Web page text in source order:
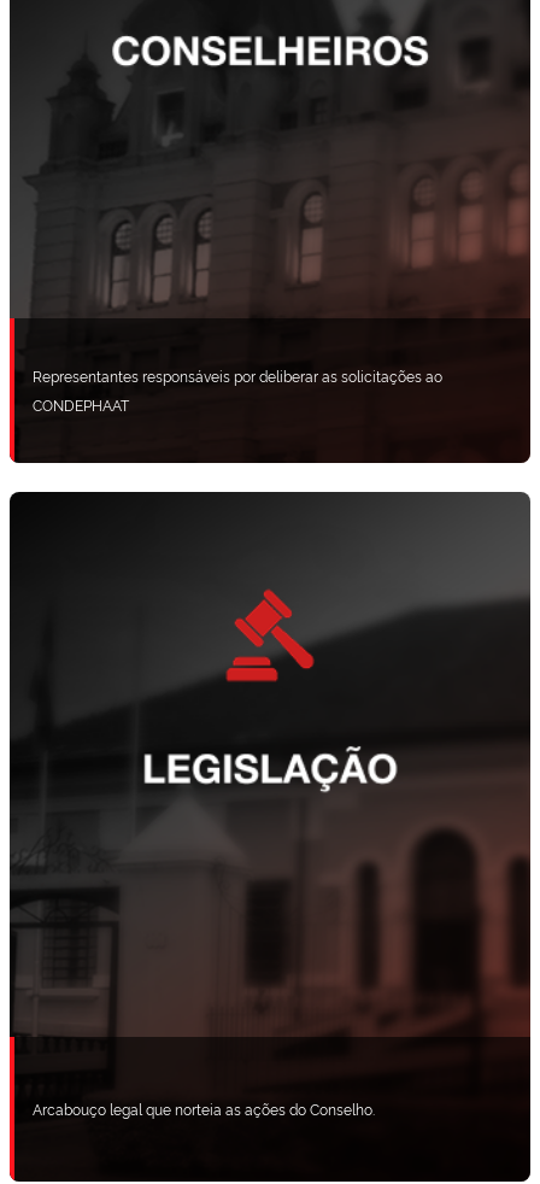
Representantes responsáveis por deliberar as solicitações ao
CONDEPHAAT
Arcabouço legal que norteia as ações do Conselho.